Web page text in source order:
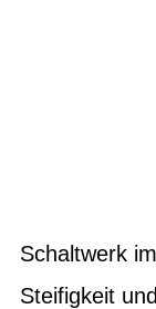
Schaltwerk
Steifigkeit